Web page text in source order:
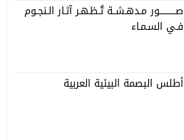
صـــــــــــور مـدهـشــة تُـظـهـر آثـار الـنجـوم
فـي السـمـاء
أطلس البصمة البيئية العربية